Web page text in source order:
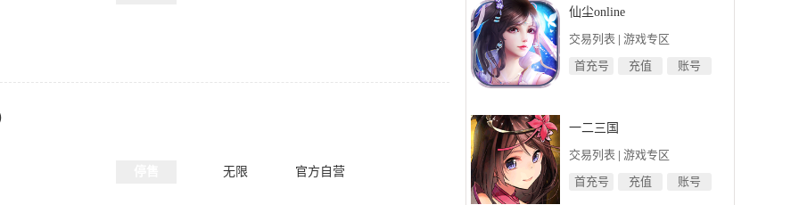
无限 官方自营
仙尘online
交易列表 | 游戏专区
首充号
充值 账号
一二三国
交易列表 | 游戏专区
首充号
充值 账号